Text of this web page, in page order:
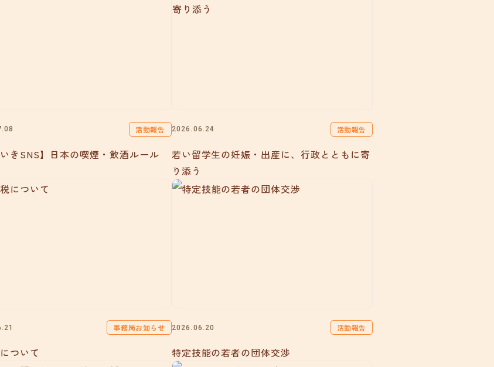
活動報告
いきSNS】日本の喫煙・飲酒ルール
2026.06.24 活動報告
若い留学生の妊娠・出産に、行政とともに寄
り添う
事務局お知らせ
ついて
2026.06.20 活動報告
特定技能の若者の団体交渉